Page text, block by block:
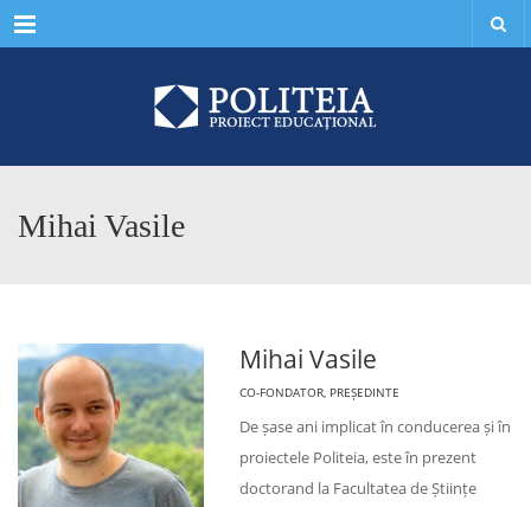
Menu
Mihai Vasile
Mihai Vasile
CO-FONDATOR, PREȘEDINTE
De șase ani implicat în conducerea și în
proiectele Politeia, este în prezent
doctorand la Facultatea de Științe